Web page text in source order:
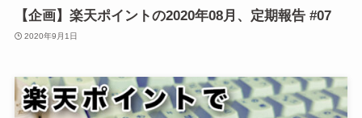
【企画】楽天ポイントの2020年08月、定期報告 #07
2020年9月1日